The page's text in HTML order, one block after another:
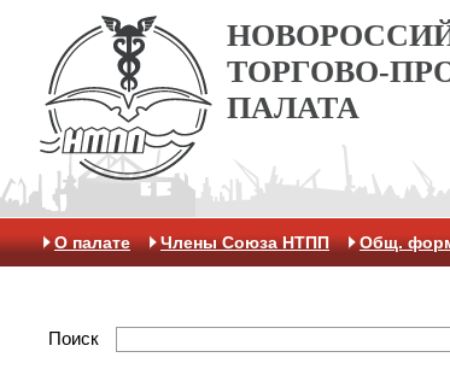
ТОРГОВО-
ПАЛАТА
О палате Члены Союза НТПП Общ.
Поиск